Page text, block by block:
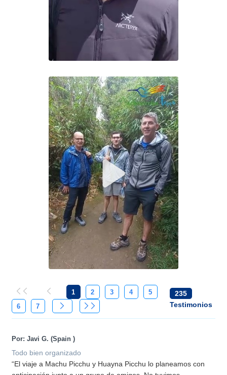
1 2 3 4
5
6
7
235
Testimonios
Por: Javi G. (Spain )
Todo bien organizado
“El viaje a Machu Picchu y Huayna Picchu lo planeamos con